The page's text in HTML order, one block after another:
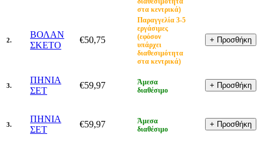
στα κεντρικά)
2.
ΒΟΛΑΝ
ΣΚΕΤΟ
€50,75
Παραγγελία 3-5
εργάσιμες
(εφόσον
υπάρχει
διαθεσιμότητα
στα κεντρικά)
3.
ΠΗΝΙΑ
ΣΕΤ
€59,97
Άμεσα
διαθέσιμο
3.
ΠΗΝΙΑ
ΣΕΤ
€59,97
Άμεσα
διαθέσιμο